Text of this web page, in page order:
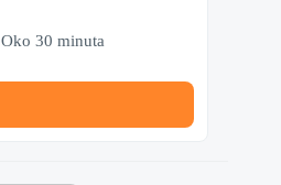
Oko 30 minuta